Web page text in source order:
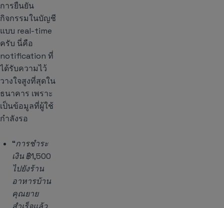
การยืนยัน
กิจกรรมในบัญชี
แบบ real-time
ครับ นี่คือ
notification ที่
ได้รับความไว้
วางใจสูงที่สุดใน
ธนาคาร เพราะ
เป็นข้อมูลที่ผู้ใช้
กำลังรอ
“การชำระ
เงิน ฿1,500
ไปยังร้าน
อาหารบ้าน
คุณยาย